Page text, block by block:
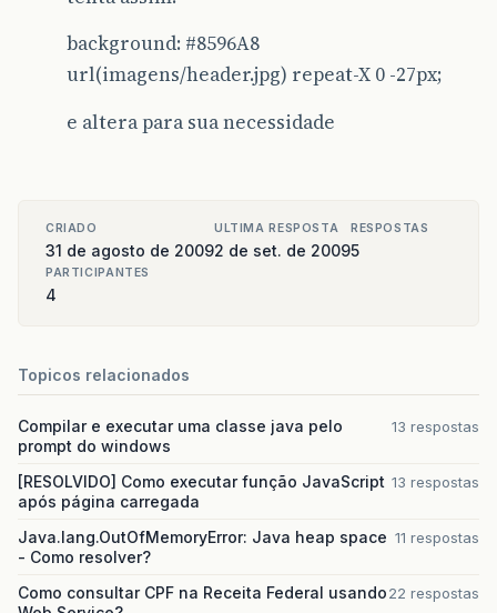
background: #8596A8
url(imagens/header.jpg) repeat-X 0 -27px;
e altera para sua necessidade
CRIADO
31 de agosto de 2009
ULTIMA RESPOSTA
2 de set. de 2009
RESPOSTAS
5
PARTICIPANTES
4
Topicos relacionados
Compilar e executar uma classe java pelo
prompt do windows
13 respostas
[RESOLVIDO] Como executar função JavaScript
após página carregada
13 respostas
Java.lang.OutOfMemoryError: Java heap space
- Como resolver?
11 respostas
Como consultar CPF na Receita Federal usando22 respostas